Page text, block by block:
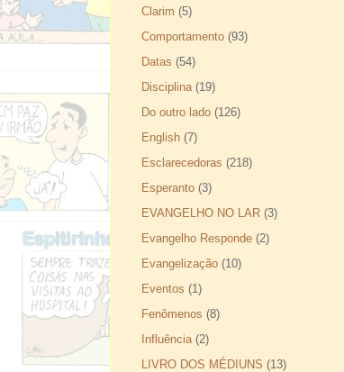
Clarim (5)
Comportamento (93)
Datas (54)
Disciplina (19)
Do outro lado (126)
English (7)
Esclarecedoras (218)
Esperanto (3)
EVANGELHO NO LAR (3)
Evangelho Responde (2)
Evangelização (10)
Eventos (1)
Fenômenos (8)
Influência (2)
LIVRO DOS MÉDIUNS (13)